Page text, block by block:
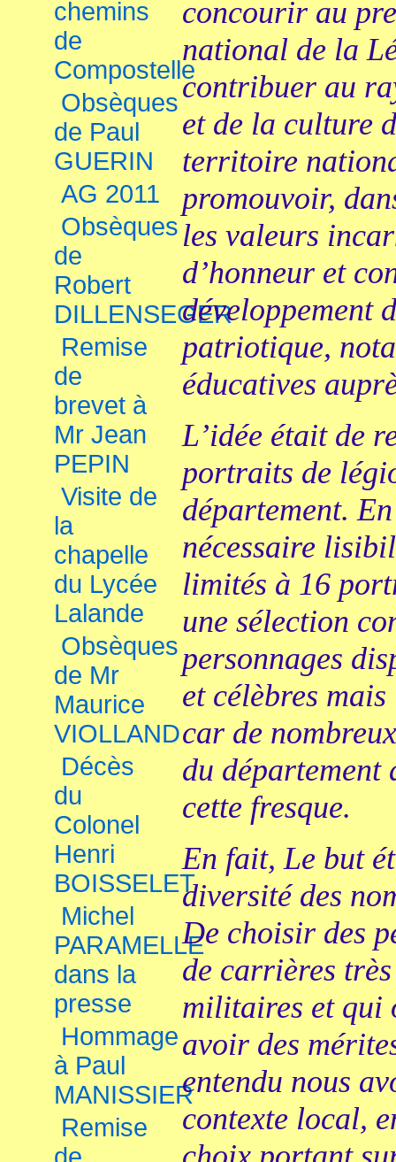
chemins
de
Compostelle
Obsèques
de Paul
GUERIN
AG 2011
Obsèques
de
Robert
DILLENSEGER
Remise
de
brevet à
Mr Jean
PEPIN
Visite de
la
chapelle
du Lycée
Lalande
Obsèques
de Mr
Maurice
VIOLLAND
Décès
du
Colonel
Henri
BOISSELET
Michel
PARAMELLE
dans la
presse
Hommage
à Paul
MANISSIER
Remise
concourir au
national de la
contribuer au
et de la culture
territoire
promouvoir,
les valeurs
d’honneur et
développement
patriotique,
éducatives
L’idée était de
portraits de
département.
nécessaire
limités à 16
une sélection
personnages
et célèbres
car de
du
cette fresque.
En fait, Le but
diversité des
De choisir des
de carrières
militaires et qui
avoir des
entendu nous
contexte local,